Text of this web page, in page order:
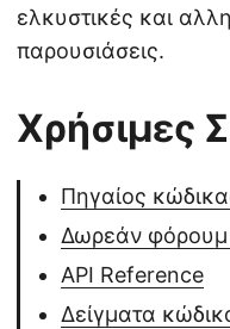
ελκυστικές και
παρουσιάσεις.
Χρήσιμες
Πηγαίος
Δωρεάν φόρουμ
API Reference
Δείγματα